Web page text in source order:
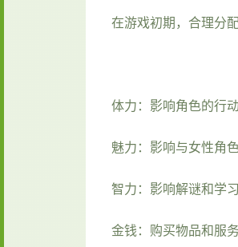
在游戏初期，合理分
体力：影响角色的行
魅力：影响与女性角
智力：影响解谜和学
金钱：购买物品和服